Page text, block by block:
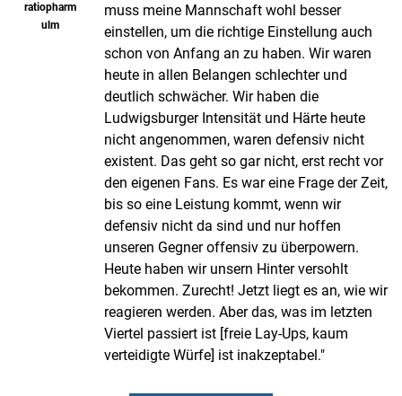
ratiopharm
ulm
muss meine Mannschaft wohl besser
einstellen, um die richtige Einstellung auch
schon von Anfang an zu haben. Wir waren
heute in allen Belangen schlechter und
deutlich schwächer. Wir haben die
Ludwigsburger Intensität und Härte heute
nicht angenommen, waren defensiv nicht
existent. Das geht so gar nicht, erst recht vor
den eigenen Fans. Es war eine Frage der Zeit,
bis so eine Leistung kommt, wenn wir
defensiv nicht da sind und nur hoffen
unseren Gegner offensiv zu überpowern.
Heute haben wir unsern Hinter versohlt
bekommen. Zurecht! Jetzt liegt es an, wie wir
reagieren werden. Aber das, was im letzten
Viertel passiert ist [freie Lay-Ups, kaum
verteidigte Würfe] ist inakzeptabel."